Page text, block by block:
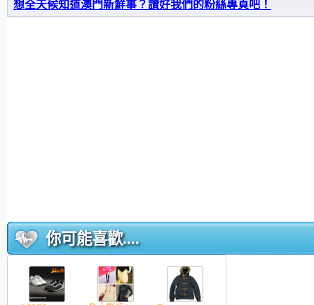
想全天候知道澳門新鮮事？讚好我們的粉絲專頁吧！
你可能喜歡....